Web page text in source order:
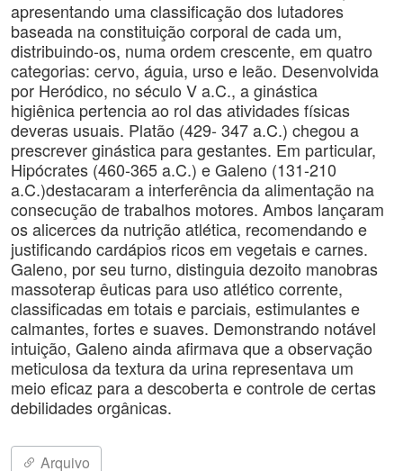
apresentando uma classificação dos lutadores
baseada na constituição corporal de cada um,
distribuindo-os, numa ordem crescente, em quatro
categorias: cervo, águia, urso e leão. Desenvolvida
por Heródico, no século V a.C., a ginástica
higiênica pertencia ao rol das atividades físicas
deveras usuais. Platão (429- 347 a.C.) chegou a
prescrever ginástica para gestantes. Em particular,
Hipócrates (460-365 a.C.) e Galeno (131-210
a.C.)destacaram a interferência da alimentação na
consecução de trabalhos motores. Ambos lançaram
os alicerces da nutrição atlética, recomendando e
justificando cardápios ricos em vegetais e carnes.
Galeno, por seu turno, distinguia dezoito manobras
massoterap êuticas para uso atlético corrente,
classificadas em totais e parciais, estimulantes e
calmantes, fortes e suaves. Demonstrando notável
intuição, Galeno ainda afirmava que a observação
meticulosa da textura da urina representava um
meio eficaz para a descoberta e controle de certas
debilidades orgânicas.
Arquivo